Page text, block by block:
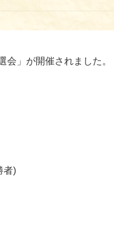
」が開催されました。
者)